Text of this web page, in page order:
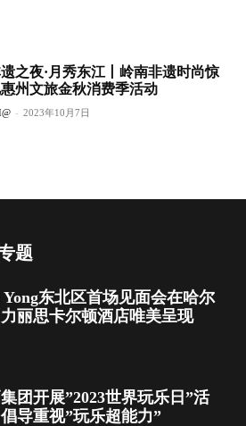
之夜·月秀东江丨岭南非遗时尚惊
州文旅金秋消费季活动
- 2023年10月7日
题
东北区首场见面会在哈尔
丽思卡尔顿酒店唯美呈现
团开展”2023世界玩乐日”活
导重视”玩乐超能力”